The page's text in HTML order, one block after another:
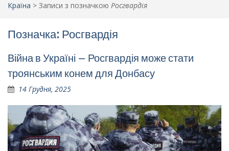
Країна > Записи з позначкою Росгвардія
Позначка: Росгвардія
Війна в Україні – Росгвардія може стати
троянським конем для Донбасу
14 Грудня, 2025